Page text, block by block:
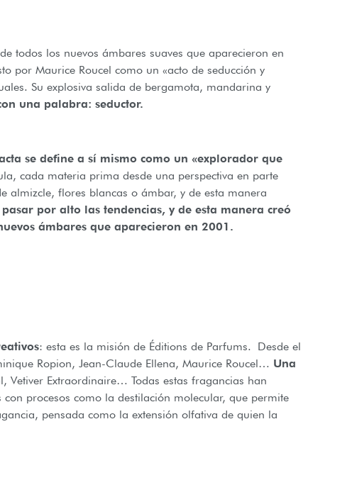
todos los nuevos ámbares suaves que aparecieron en
por Maurice Roucel como un «acto de seducción y
Su explosiva salida de bergamota, mandarina y
una palabra: seductor.
se define a sí mismo como un «explorador que
cada materia prima desde una perspectiva en parte
almizcle, flores blancas o ámbar, y de esta manera
por alto las tendencias, y de esta manera creó
ámbares que aparecieron en 2001.
: esta es la misión de Éditions de Parfums. Desde el
Ropion, Jean-Claude Ellena, Maurice Roucel… Una
Vetiver Extraordinaire… Todas estas fragancias han
procesos como la destilación molecular, que permite
pensada como la extensión olfativa de quien la